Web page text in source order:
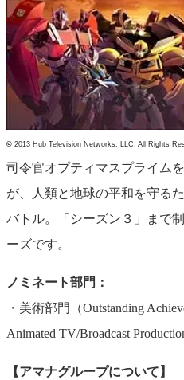
© 2013 Hub Television Networks, LLC, All Rights
司令官オプティマスプライム
が、人類と地球の平和を守る
バトル。「シーズン３」まで
ーズです。
ノミネート部門：
・美術部門（Outstanding
Animated TV/Broadcast
【アマナグループについて】